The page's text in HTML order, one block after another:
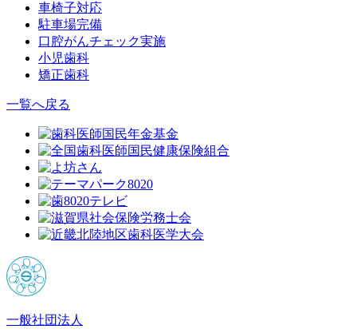
車椅子対応
駐車場完備
口腔がんチェック実施
小児歯科
矯正歯科
一覧へ戻る
一般社団法人